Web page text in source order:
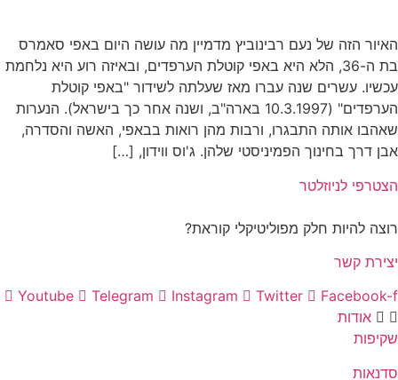
האיור הזה של נעם רבינוביץ מדמיין מה עושה היום באפי סאמרס
בת ה-36, הלא היא באפי קוטלת הערפדים, ובאיזה רוע היא נלחמת
עכשיו. עשרים שנה עברו מאז שעלתה לשידור "באפי קוטלת
הערפדים" (10.3.1997 בארה"ב, ושנה אחר כך בישראל). הנערות
שאהבו אותה התבגרו, ורבות מהן רואות בבאפי, האשה והסדרה,
אבן דרך בחינוך הפמיניסטי שלהן. ג'וס ווידון, […]
הצטרפי לניוזלטר
רוצה להיות חלק מפוליטיקלי קוראת?
יצירת קשר
Youtube
Telegram Instagram Twitter
Facebook-f
אודות
שקיפות
סדנאות